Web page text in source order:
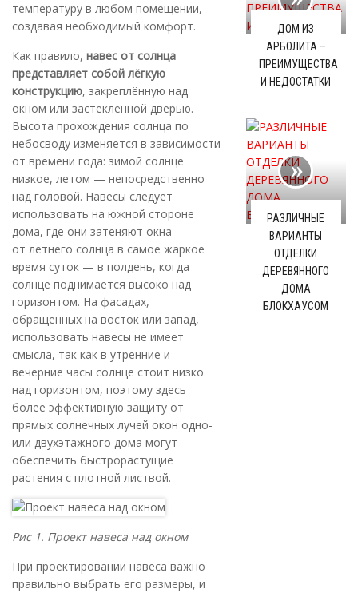
температуру в любом помещении,
создавая необходимый комфорт.
Как правило, навес от солнца
представляет собой лёгкую
конструкцию, закреплённую над
окном или застеклённой дверью.
Высота прохождения солнца по
небосводу изменяется в зависимости
от времени года: зимой солнце
низкое, летом — непосредственно
над головой. Навесы следует
использовать на южной стороне
дома, где они затеняют окна
от летнего солнца в самое жаркое
время суток — в полдень, когда
солнце поднимается высоко над
горизонтом. На фасадах,
обращенных на восток или запад,
использовать навесы не имеет
смысла, так как в утренние и
вечерние часы солнце стоит низко
над горизонтом, поэтому здесь
более эффективную защиту от
прямых солнечных лучей окон одно-
или двухэтажного дома могут
обеспечить быстрорастущие
растения с плотной листвой.
Рис 1. Проект навеса над окном
При проектировании навеса важно
правильно выбрать его размеры, и
ДОМ ИЗ
АРБОЛИТА –
ПРЕИМУЩЕСТВА
И НЕДОСТАТКИ
РАЗЛИЧНЫЕ
ВАРИАНТЫ
ОТДЕЛКИ
ДЕРЕВЯННОГО
ДОМА
БЛОКХАУСОМ